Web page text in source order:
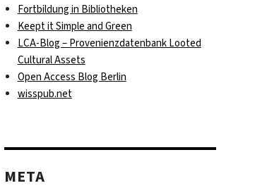
Fortbildung in Bibliotheken
Keept it Simple and Green
LCA-Blog – Provenienzdatenbank Looted
Cultural Assets
Open Access Blog Berlin
wisspub.net
META